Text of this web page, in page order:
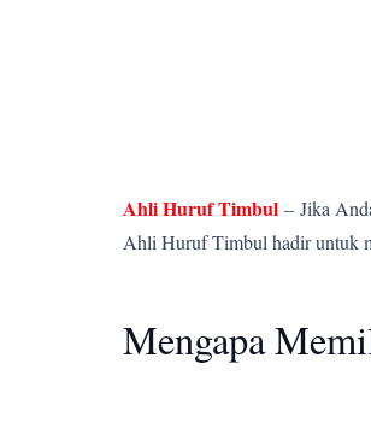
Ahli Huruf Timbul – Jika
Ahli Huruf Timbul hadir untuk
Mengapa